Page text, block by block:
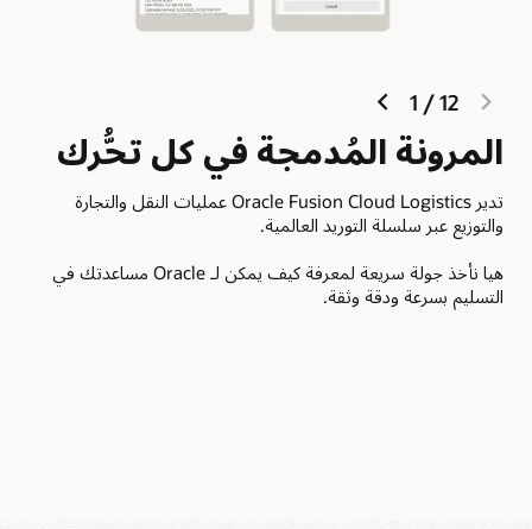
previous
slide
1 /12
المرونة المُدمجة في كل تحُّرك
تدير Oracle Fusion Cloud Logistics عمليات النقل والتجارة
والتوزيع عبر سلسلة التوريد العالمية.
هيا نأخذ جولة سريعة لمعرفة كيف يمكن لـ Oracle مساعدتك في
التسليم بسرعة ودقة وثقة.